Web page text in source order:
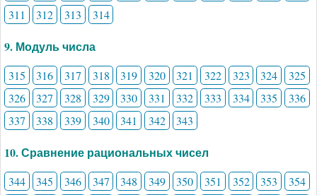
311
312 313 314
9. Модуль числа
315 316 317 318 319 320 321 322 323 324
325
326
327 328 329 330 331 332 333 334 335
336
337
338 339 340 341 342 343
10. Сравнение рациональных чисел
344 345 346 347 348 349 350 351 352 353
354